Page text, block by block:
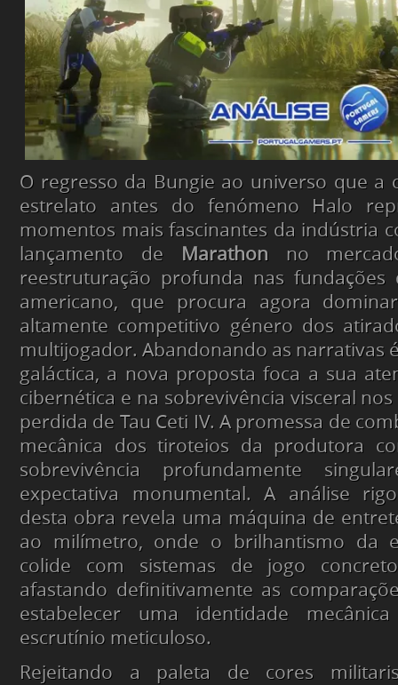
O regresso da Bungie ao universo que a
estrelato antes do fenómeno Halo
momentos mais fascinantes da indústria
lançamento de
Marathonno
reestruturação profunda nas
americano, que procura agora
altamente competitivo género dos
multijogador. Abandonando as narrativas
galáctica, a nova proposta foca a sua
cibernética e na sobrevivência visceral
perdida de Tau Ceti IV. A promessa de
mecânica dos tiroteios da produtora
sobrevivência profundamente
expectativa monumental. A análise
desta obra revela uma máquina de
ao milímetro, onde o brilhantismo da
colide com sistemas de jogo
afastando definitivamente as
estabelecer uma identidade
escrutínio meticuloso.
Rejeitando a paleta de cores